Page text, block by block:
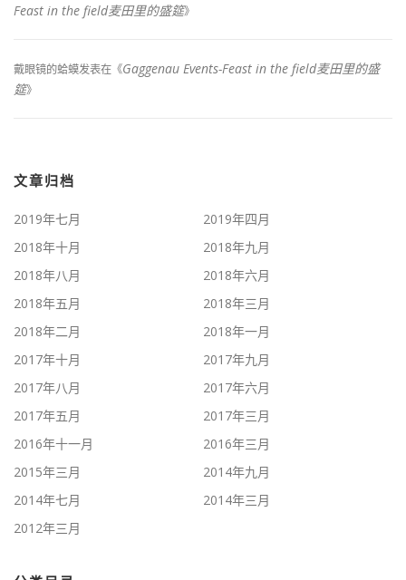
Feast in the field麦田里的盛筵》
戴眼镜的蛤蟆发表在《Gaggenau Events-Feast in the field麦田里的盛
筵》
文章归档
2019年七月
2019年四月
2018年十月
2018年九月
2018年八月
2018年六月
2018年五月
2018年三月
2018年二月
2018年一月
2017年十月
2017年九月
2017年八月
2017年六月
2017年五月
2017年三月
2016年十一月
2016年三月
2015年三月
2014年九月
2014年七月
2014年三月
2012年三月